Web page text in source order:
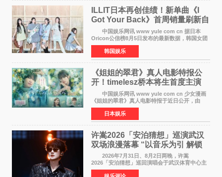
ILLIT日本再创佳绩！新单曲《I
Got Your Back》首周销量刷新自
身纪录
中国娱乐网讯 www yule com cn 据日本
Oricon公信榜8月5日发布的最新数据，韩国女团
ILLIT在日本发行的第二张单曲《I Got Your
Back》首周销量达到71,009张，成功跻身最新一
期周单曲排行
韩国娱乐
《姐姐的翠君》真人电影特报公
开！timelesz桥本将生首度主演
12月4日上映
中国娱乐网讯 www yule com cn 少女漫画
《姐姐的翠君》真人电影特报于近日公开，由
timelesz成员桥本将生担任主演，这也是他首次
担任电影主演，引发高度关注。 女高中生咲
苗翠（中岛瑠菜
日本娱乐
许嵩2026「安泊猜想」巡演武汉
双场浪漫落幕 “以音乐为引 解锁
江城记忆”
2026年7月31日、8月2日两晚，许嵩
2026「安泊猜想」巡回演唱会于武汉体育中心主
体育场盛大开唱。许嵩与数万歌迷在此相聚，从